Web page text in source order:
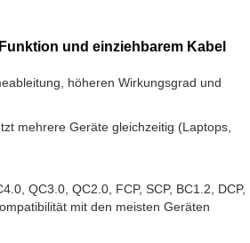
und einziehbarem Kabel
höheren Wirkungsgrad und
mehrere Geräte gleichzeitig (Laptops,
QC3.0, QC2.0, FCP, SCP, BC1.2, DCP,
mit den meisten Geräten